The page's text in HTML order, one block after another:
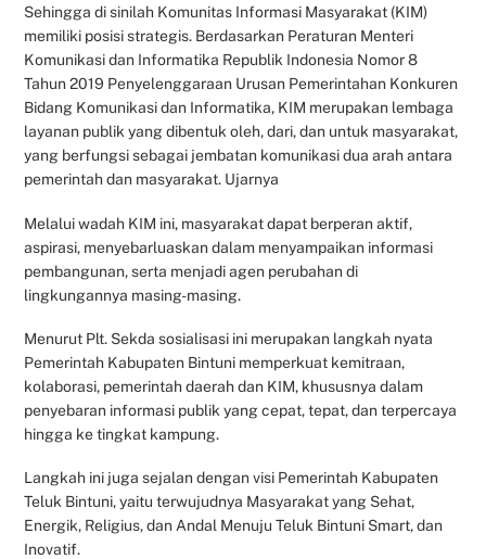
Sehingga di sinilah Komunitas Informasi Masyarakat (KIM)
memiliki posisi strategis. Berdasarkan Peraturan Menteri
Komunikasi dan Informatika Republik Indonesia Nomor 8
Tahun 2019 Penyelenggaraan Urusan Pemerintahan Konkuren
Bidang Komunikasi dan Informatika, KIM merupakan lembaga
layanan publik yang dibentuk oleh, dari, dan untuk masyarakat,
yang berfungsi sebagai jembatan komunikasi dua arah antara
pemerintah dan masyarakat. Ujarnya
Melalui wadah KIM ini, masyarakat dapat berperan aktif,
aspirasi, menyebarluaskan dalam menyampaikan informasi
pembangunan, serta menjadi agen perubahan di
lingkungannya masing-masing.
Menurut Plt. Sekda sosialisasi ini merupakan langkah nyata
Pemerintah Kabupaten Bintuni memperkuat kemitraan,
kolaborasi, pemerintah daerah dan KIM, khususnya dalam
penyebaran informasi publik yang cepat, tepat, dan terpercaya
hingga ke tingkat kampung.
Langkah ini juga sejalan dengan visi Pemerintah Kabupaten
Teluk Bintuni, yaitu terwujudnya Masyarakat yang Sehat,
Energik, Religius, dan Andal Menuju Teluk Bintuni Smart, dan
Inovatif.